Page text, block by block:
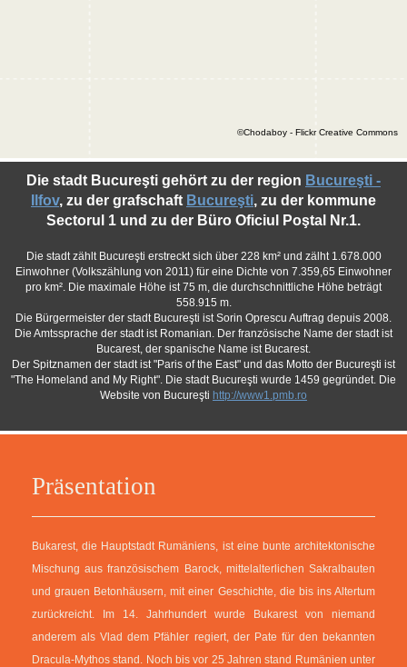
Präsentation
Bukarest, die Hauptstadt Rumäniens, ist eine bunte architektonische
Mischung aus französischem Barock, mittelalterlichen Sakralbauten
und grauen Betonhäusern, mit einer Geschichte, die bis ins Altertum
zurückreicht. Im 14. Jahrhundert wurde Bukarest von niemand
anderem als Vlad dem Pfähler regiert, der Pate für den bekannten
Dracula-Mythos stand. Noch bis vor 25 Jahren stand Rumänien unter
Die stadt Bucureşti gehört zu der region Bucureşti -
Ilfov, zu der grafschaft Bucureşti, zu der kommune
Sectorul 1 und zu der Büro Oficiul Poştal Nr.1.
Die stadt zählt Bucureşti erstreckt sich über 228 km² und zälht 1.678.000
Einwohner (Volkszählung von 2011) für eine Dichte von 7.359,65 Einwohner
pro km². Die maximale Höhe ist 75 m, die durchschnittliche Höhe beträgt
558.915 m.
Die Bürgermeister der stadt Bucureşti ist Sorin Oprescu Auftrag depuis 2008.
Die Amtssprache der stadt ist Romanian. Der französische Name der stadt ist
Bucarest, der spanische Name ist Bucarest.
Der Spitznamen der stadt ist "Paris of the East" und das Motto der Bucureşti ist
"The Homeland and My Right". Die stadt Bucureşti wurde 1459 gegründet. Die
Website von Bucureşti http://www1.pmb.ro
©Chodaboy - Flickr Creative Commons